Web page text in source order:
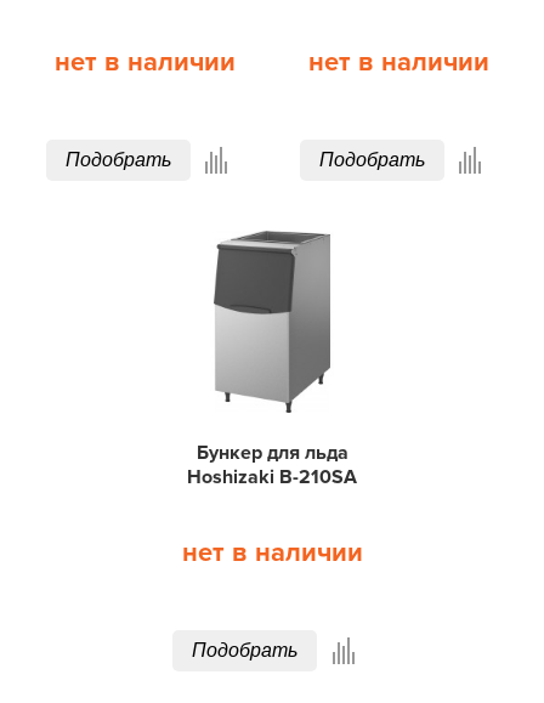
нет в наличии
Подобрать
нет в наличии
Подобрать
Бункер для льда
Hoshizaki B-210SA
нет в наличии
Подобрать